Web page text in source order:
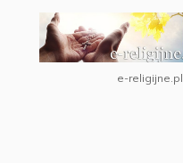
e-religijne.pl